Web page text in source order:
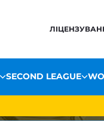
SECOND LEAGUE